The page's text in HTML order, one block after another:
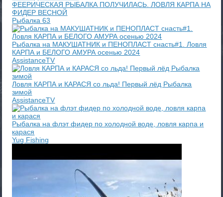
ФЕЕРИЧЕСКАЯ РЫБАЛКА ПОЛУЧИЛАСЬ. ЛОВЛЯ КАРПА НА
ФИДЕР ВЕСНОЙ
Рыбалка 63
Рыбалка на МАКУШАТНИК и ПЕНОПЛАСТ снасть#1. Ловля
КАРПА и БЕЛОГО АМУРА осенью 2024
AssistanceTV
Ловля КАРПА и КАРАСЯ со льда! Первый лёд Рыбалка
зимой
AssistanceTV
Рыбалка на флэт фидер по холодной воде, ловля карпа и
карася
Yug Fishing